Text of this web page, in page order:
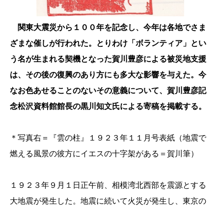
関東大震災から１００年を記念し、今年は各地でさま
ざまな催しが行われた。とりわけ「ボランティア」とい
う名が生まれる契機となった賀川豊彦による被災地支援
は、その後の復興のあり方にも多大な影響を与えた。今
なお色あせることのないその意義について、賀川豊彦記
念松沢資料館館長の黒川知文氏による寄稿を掲載する。
＊写真右＝『雲の柱』１９２３年１１月号表紙（地震で
燃える風景の彼方にイエスの十字架がある＝賀川筆）
１９２３年９月１日正午前、相模湾北西部を震源とする
大地震が発生した。地震に続いて火災が発生し、東京の